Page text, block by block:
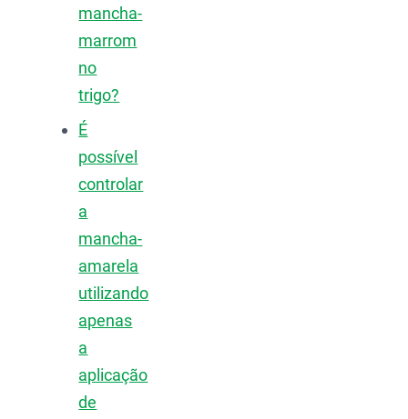
mancha-
marrom
no
trigo?
É
possível
controlar
a
mancha-
amarela
utilizando
apenas
a
aplicação
de